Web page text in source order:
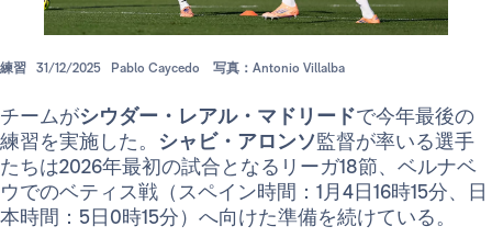
練習 31/12/2025 Pablo Caycedo 写真：Antonio Villalba
チームがシウダー・レアル・マドリードで今年最後の
練習を実施した。 シャビ・アロンソ監督が率いる選手
たちは2026年最初の試合となるリーガ18節、ベルナベ
ウでのベティス戦（スペイン時間：1月4日16時15分、日
本時間：5日0時15分）へ向けた準備を続けている。